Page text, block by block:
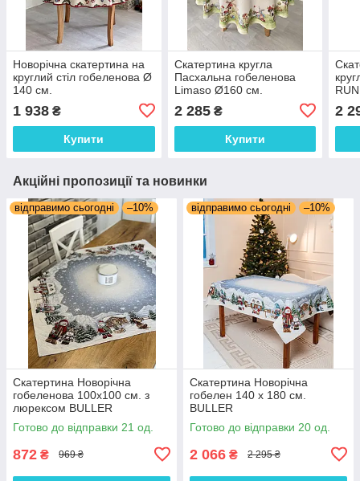
Новорічна скатертина на
круглий стіл гобеленова Ø
140 см.
1 938 ₴
Купити
Скатертина кругла
Пасхальна гобеленова
Limaso Ø160 см.
2 285₴
Купити
2
Акційні пропозиції та новинки
відправимо сьогодні –10%
Скатертина Новорічна
гобеленова 100х100 см. з
люрексом BULLER
Готово до відправки 21 од.
872 ₴ 969 ₴
відправимо сьогодні –10%
Скатертина Новорічна
гобелен 140 х 180 см.
BULLER
Готово до відправки 20 од.
2 066 ₴ 2 295 ₴